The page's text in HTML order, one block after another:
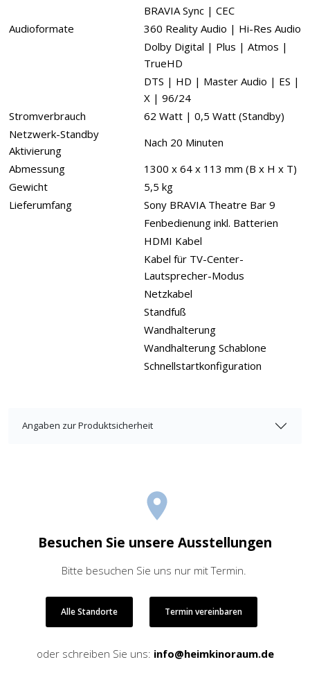
BRAVIA Sync | CEC
Audioformate
360 Reality Audio | Hi-Res Audio
Dolby Digital | Plus | Atmos |
TrueHD
DTS | HD | Master Audio | ES |
X | 96/24
Stromverbrauch
62 Watt | 0,5 Watt (Standby)
Netzwerk-Standby
Aktivierung
Nach 20 Minuten
Abmessung
1300 x 64 x 113 mm (B x H x T)
Gewicht
5,5 kg
Lieferumfang
Sony BRAVIA Theatre Bar 9
Fenbedienung inkl. Batterien
HDMI Kabel
Kabel für TV-Center-
Lautsprecher-Modus
Netzkabel
Standfuß
Wandhalterung
Wandhalterung Schablone
Schnellstartkonfiguration
Angaben zur Produktsicherheit
Besuchen Sie unsere Ausstellungen
Bitte besuchen Sie uns nur mit Termin.
Alle Standorte Termin vereinbaren
oder schreiben Sie uns: info@heimkinoraum.de